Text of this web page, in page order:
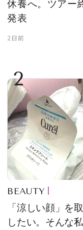
休養へ。ツアー
発表
2日前
2
BEAUTY
「涼しい顔」を
したい。そんな